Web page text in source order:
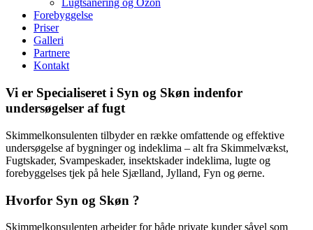
Lugtsanering og Ozon
Forebyggelse
Priser
Galleri
Partnere
Kontakt
Vi er Specialiseret i Syn og Skøn indenfor
undersøgelser af fugt
Skimmelkonsulenten tilbyder en række omfattende og effektive
undersøgelse af bygninger og indeklima – alt fra Skimmelvækst,
Fugtskader, Svampeskader, insektskader indeklima, lugte og
forebyggelses tjek på hele Sjælland, Jylland, Fyn og øerne.
Hvorfor Syn og Skøn ?
Skimmelkonsulenten arbejder for både private kunder såvel som